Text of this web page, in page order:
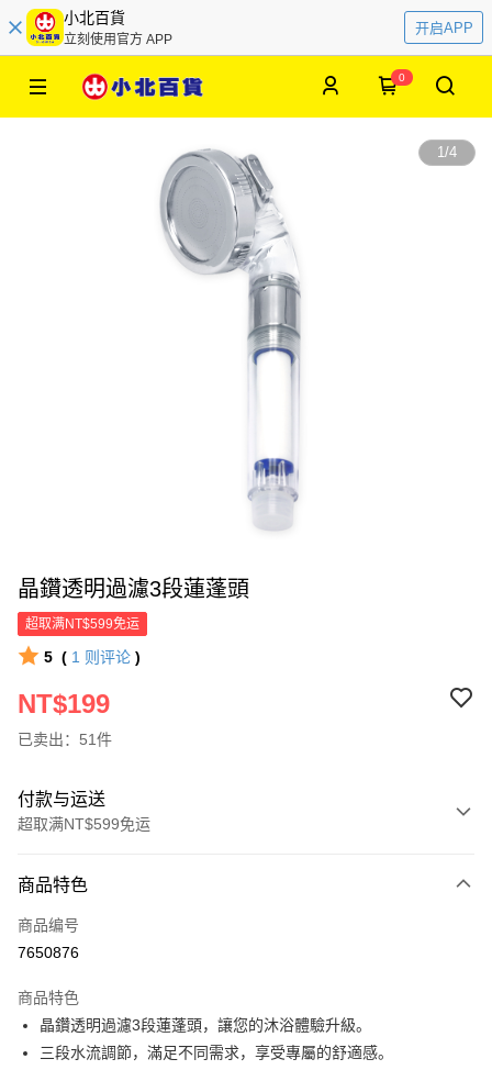
小北百貨
立刻使用官方 APP
开启APP
0
1/4
晶鑽透明過濾3段蓮蓬頭
超取满NT$599免运
5 ( 1 则评论 )
NT$199
已卖出：51件
付款与运送
超取满NT$599免运
信用卡一次付款
超商取货付款
Apple Pay
街口支付
商品特色
商品编号
7650876
商品特色
晶鑽透明過濾3段蓮蓬頭，讓您的沐浴體驗升級。
三段水流調節，滿足不同需求，享受專屬的舒適感。